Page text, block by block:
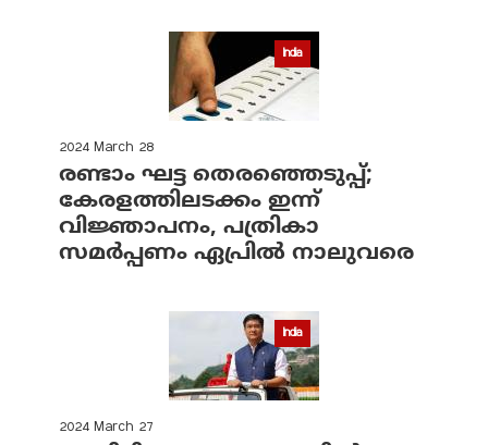
India
2024 March 28
രണ്ടാം ഘട്ട തെരഞ്ഞെടുപ്പ്;
കേരളത്തിലടക്കം ഇന്ന്
വിജ്ഞാപനം, പത്രികാ
സമര്‍പ്പണം ഏപ്രില്‍ നാലുവരെ
India
2024 March 27